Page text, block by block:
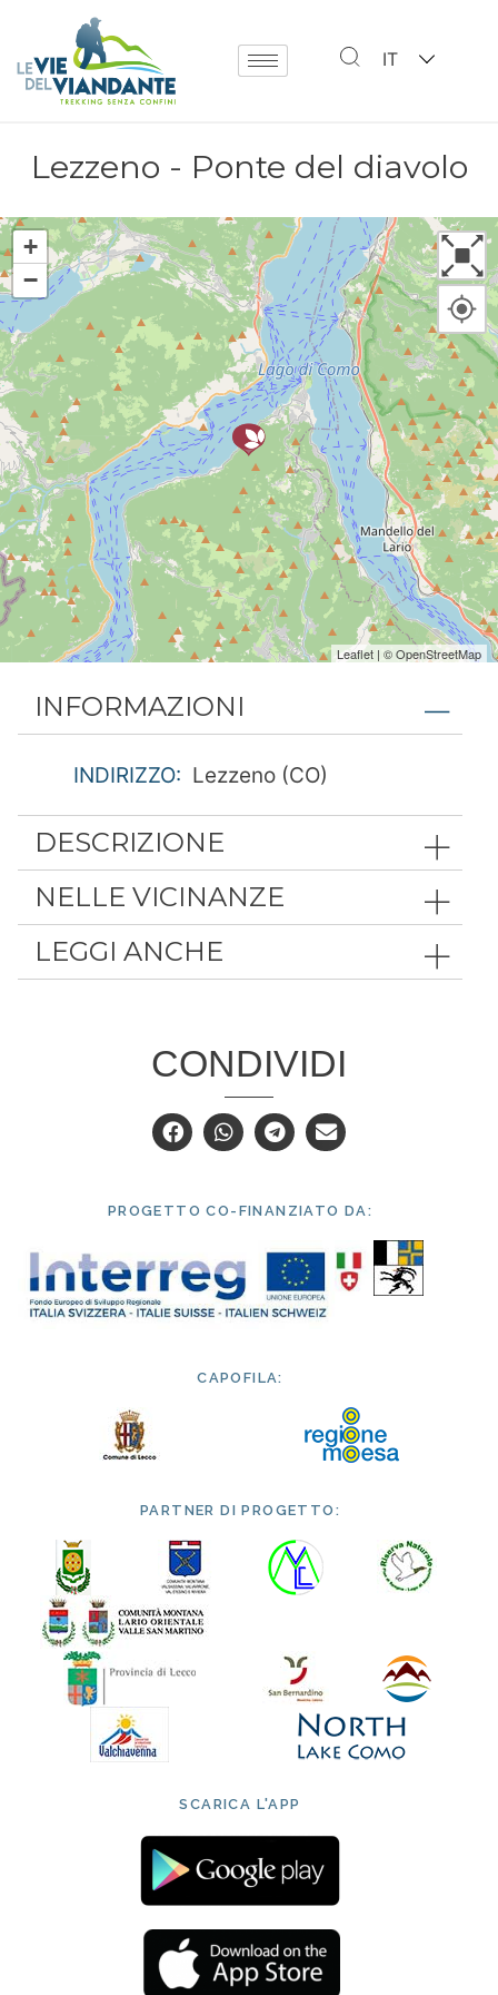
IT
Lezzeno - Ponte del diavolo
INFORMAZIONI
INDIRIZZO: Lezzeno (CO)
DESCRIZIONE
NELLE VICINANZE
LEGGI ANCHE
+
−
Leaflet | ©OpenStreetMap
CONDIVIDI
PROGETTO CO-FINANZIATO DA:
CAPOFILA:
PARTNER DI PROGETTO:
SCARICA L'APP